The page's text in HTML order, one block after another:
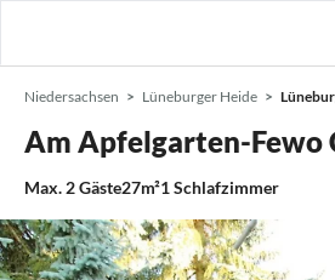
Niedersachsen Lüneburger Heide
Am Apfelgarten-Fewo
Max. 2Gäste27m²1Schlafzimmer